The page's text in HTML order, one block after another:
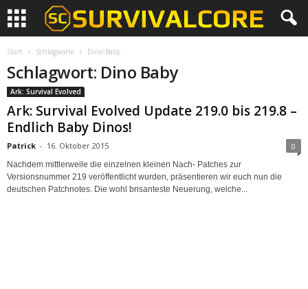
Start Schlagworte Dino Baby
Schlagwort: Dino Baby
Ark: Survival Evolved
Ark: Survival Evolved Update 219.0 bis 219.8 –
Endlich Baby Dinos!
Patrick - 16. Oktober 2015 0
Nachdem mittlerweile die einzelnen kleinen Nach- Patches zur
Versionsnummer 219 veröffentlicht wurden, präsentieren wir euch nun die
deutschen Patchnotes. Die wohl brisanteste Neuerung, welche...